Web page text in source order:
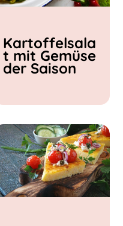
Kartoffelsala
t mit Gemüse
der Saison